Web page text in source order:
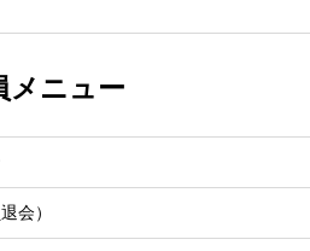
メニュー
会）